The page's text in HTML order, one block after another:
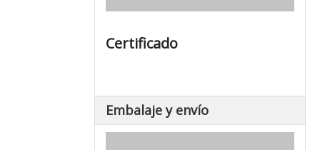
Certificado
Embalaje y envío